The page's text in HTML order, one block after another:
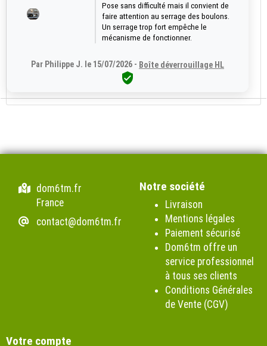
Pose sans difficulté mais il convient de
faire attention au serrage des boulons.
Un serrage trop fort empêche le
mécanisme de fonctionner.
Par Philippe J. le 15/07/2026 - Boîte déverrouillage HL

dom6tm.fr
France
contact@dom6tm.fr
Notre société
Livraison
Mentions légales
Paiement sécurisé
Dom6tm offre un
service professionnel
à tous ses clients
Conditions Générales
de Vente (CGV)
Votre compte